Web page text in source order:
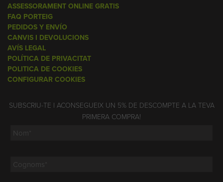
ASSESSORAMENT ONLINE GRATIS
FAQ PORTEIG
PEDIDOS Y ENVÍO
CANVIS I DEVOLUCIONS
AVÍS LEGAL
POLÍTICA DE PRIVACITAT
POLITICA DE COOKIES
CONFIGURAR COOKIES
SUBSCRIU-TE I ACONSEGUEIX UN 5% DE DESCOMPTE A LA TEVA
PRIMERA COMPRA!